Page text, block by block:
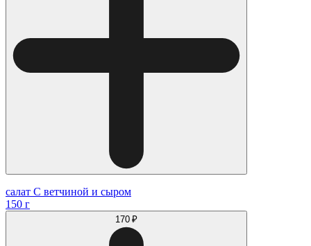
салат С ветчиной и сыром
150 г
170 ₽